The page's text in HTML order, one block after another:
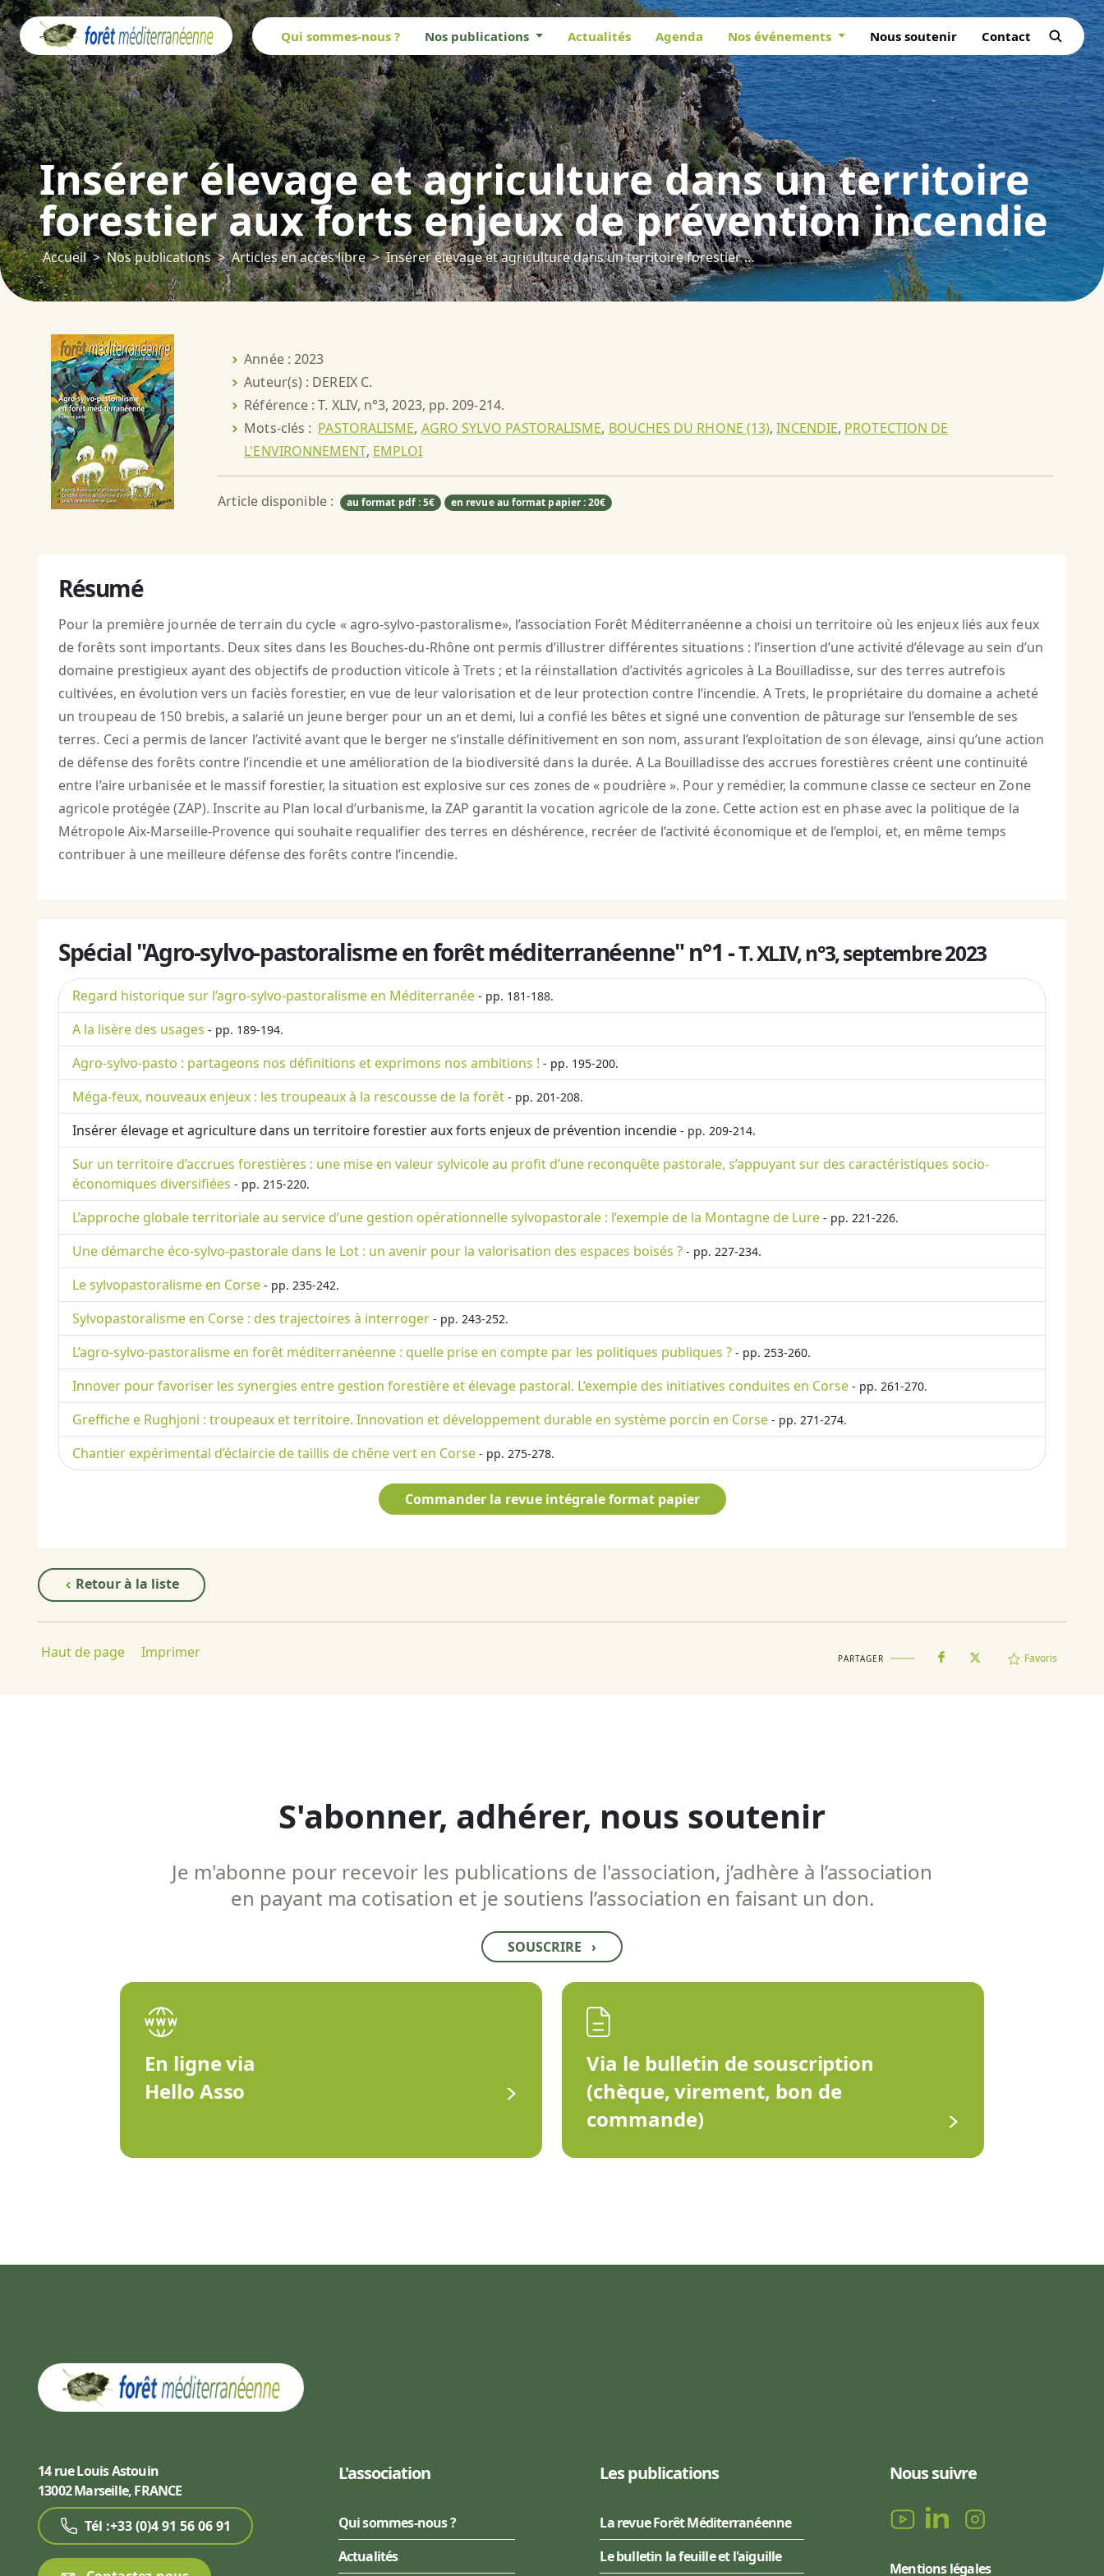
Qui sommes-nous ? Nos publications Actualités Agenda Nos événements Nous soutenir Contact
Insérer élevage et agriculture dans un territoire
forestier aux forts enjeux de prévention incendie
Accueil Nos publications Articles en accès libre Insérer élevage et agriculture dans un territoire forestier aux forts enjeux de prévention incendie
Année : 2023
Auteur(s) : DEREIX C.
Référence : T. XLIV, n°3, 2023, pp. 209-214.
Mots-clés : PASTORALISME, AGRO SYLVO PASTORALISME, BOUCHES DU RHONE (13),INCENDIE, PROTECTION DE
L'ENVIRONNEMENT, EMPLOI
Article disponible : au format pdf : 5€ en revue au format papier : 20€
Résumé
Pour la première journée de terrain du cycle « agro-sylvo-pastoralisme», l’association Forêt Méditerranéenne a choisi un territoire où les enjeux liés aux feux
de forêts sont importants. Deux sites dans les Bouches-du-Rhône ont permis d’illustrer différentes situations : l’insertion d’une activité d’élevage au sein d’un
domaine prestigieux ayant des objectifs de production viticole à Trets ; et la réinstallation d’activités agricoles à La Bouilladisse, sur des terres autrefois
cultivées, en évolution vers un faciès forestier, en vue de leur valorisation et de leur protection contre l’incendie. A Trets, le propriétaire du domaine a acheté
un troupeau de 150 brebis, a salarié un jeune berger pour un an et demi, lui a confié les bêtes et signé une convention de pâturage sur l’ensemble de ses
terres. Ceci a permis de lancer l’activité avant que le berger ne s’installe définitivement en son nom, assurant l’exploitation de son élevage, ainsi qu’une action
de défense des forêts contre l’incendie et une amélioration de la biodiversité dans la durée. A La Bouilladisse des accrues forestières créent une continuité
entre l’aire urbanisée et le massif forestier, la situation est explosive sur ces zones de « poudrière ». Pour y remédier, la commune classe ce secteur en Zone
agricole protégée (ZAP). Inscrite au Plan local d’urbanisme, la ZAP garantit la vocation agricole de la zone. Cette action est en phase avec la politique de la
Métropole Aix-Marseille-Provence qui souhaite requalifier des terres en déshérence, recréer de l’activité économique et de l’emploi, et, en même temps
contribuer à une meilleure défense des forêts contre l’incendie.
Spécial "Agro-sylvo-pastoralisme en forêt méditerranéenne" n°1 -T. XLIV, n°3, septembre 2023
Regard historique sur l’agro-sylvo-pastoralisme en Méditerranée - pp. 181-188.
A la lisère des usages - pp. 189-194.
Agro-sylvo-pasto : partageons nos définitions et exprimons nos ambitions ! - pp. 195-200.
Méga-feux, nouveaux enjeux : les troupeaux à la rescousse de la forêt - pp. 201-208.
Insérer élevage et agriculture dans un territoire forestier aux forts enjeux de prévention incendie - pp. 209-214.
Sur un territoire d’accrues forestières : une mise en valeur sylvicole au profit d’une reconquête pastorale, s’appuyant sur des caractéristiques socio-
économiques diversifiées - pp. 215-220.
L’approche globale territoriale au service d’une gestion opérationnelle sylvopastorale : l’exemple de la Montagne de Lure - pp. 221-226.
Une démarche éco-sylvo-pastorale dans le Lot : un avenir pour la valorisation des espaces boisés ? - pp. 227-234.
Le sylvopastoralisme en Corse - pp. 235-242.
Sylvopastoralisme en Corse : des trajectoires à interroger - pp. 243-252.
L’agro-sylvo-pastoralisme en forêt méditerranéenne : quelle prise en compte par les politiques publiques ? - pp. 253-260.
Innover pour favoriser les synergies entre gestion forestière et élevage pastoral. L’exemple des initiatives conduites en Corse - pp. 261-270.
Greffiche e Rughjoni : troupeaux et territoire. Innovation et développement durable en système porcin en Corse - pp. 271-274.
Chantier expérimental d’éclaircie de taillis de chêne vert en Corse - pp. 275-278.
Commander la revue intégrale format papier
Retour à la liste
Haut de page Imprimer PARTAGER Favoris
S'abonner, adhérer, nous soutenir
Je m'abonne pour recevoir les publications de l'association, j’adhère à l’association
en payant ma cotisation et je soutiens l’association en faisant un don.
SOUSCRIRE ›
En ligne via
Hello Asso
Via le bulletin de souscription
(chèque, virement, bon de
commande)
14 rue Louis Astouin
13002 Marseille, FRANCE
Tél :+33 (0)4 91 56 06 91
L'association
Qui sommes-nous ?
Actualités
Les publications
La revue Forêt Méditerranéenne
Le bulletin la feuille et l'aiguille
Nous suivre
Mentions légales
Panneau de gestion des cookies